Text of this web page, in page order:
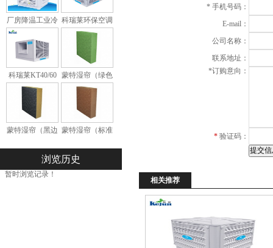
厂房降温工业冷
风机KD18
科瑞莱环保空调
冷风机KS30
科瑞莱KT40/60
环保空调
蒙特湿帘（绿色
环保型）
蒙特湿帘（黑边 蒙特湿帘（标准
浏览历史
暂时浏览记录！
* 手机号码：
E-mail：
公司名称：
联系地址：
*订购意向：
* 验证码：
相关推荐